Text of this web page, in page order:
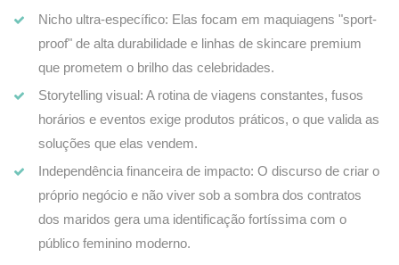
Nicho ultra-específico: Elas focam em maquiagens "sport-
proof" de alta durabilidade e linhas de skincare premium
que prometem o brilho das celebridades.
Storytelling visual: A rotina de viagens constantes, fusos
horários e eventos exige produtos práticos, o que valida as
soluções que elas vendem.
Independência financeira de impacto: O discurso de criar o
próprio negócio e não viver sob a sombra dos contratos
dos maridos gera uma identificação fortíssima com o
público feminino moderno.